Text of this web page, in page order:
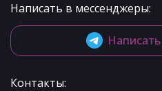
Написать в мессенджеры:
Контакты: